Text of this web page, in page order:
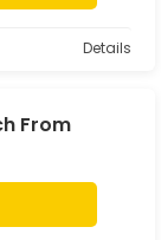
Details
From